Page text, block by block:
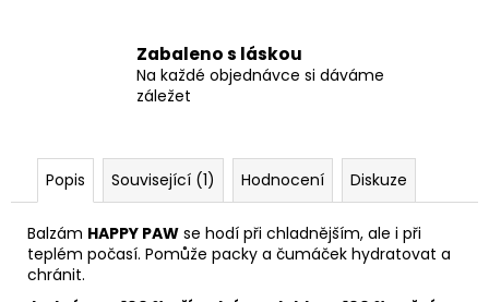
Zabaleno s láskou
Na každé objednávce si dáváme
záležet
Popis Související (1) Hodnocení Diskuze
Balzám HAPPY PAW se hodí při chladnějším, ale i při
teplém počasí. Pomůže packy a čumáček hydratovat a
chránit.